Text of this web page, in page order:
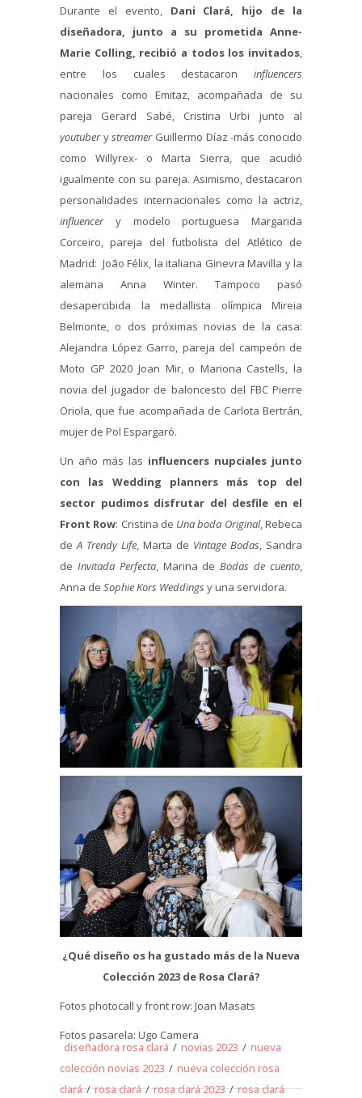
Durante el evento, Dani Clará, hijo de la
diseñadora, junto a su prometida Anne-
Marie Colling, recibió a todos los invitados
entre los cuales destacaron influencers
nacionales como Emitaz, acompañada de su
pareja Gerard Sabé, Cristina Urbi junto al
youtuberystreamerGuillermo Díaz -más conocido
como Willyrex- o Marta Sierra, que acudió
igualmente con su pareja. Asimismo, destacaron
personalidades internacionales como la actriz,
influencery modelo portuguesa Margarida
Corceiro, pareja del futbolista del Atlético de
Madrid: João Félix, la italiana Ginevra Mavilla y la
alemana Anna Winter. Tampoco pasó
desapercibida la medallista olímpica Mireia
Belmonte, o dos próximas novias de la casa:
Alejandra López Garro, pareja del campeón de
Moto GP 2020 Joan Mir, o Mariona Castells, la
novia del jugador de baloncesto del FBC Pierre
Oriola, que fue acompañada de Carlota Bertrán,
mujer de Pol Espargaró.
Un año más las influencers nupciales junto
con las Wedding planners más top del
sector pudimos disfrutar del desfile en el
Front Row: Cristina de Una boda Original, Rebeca
de A Trendy Life , Marta de Vintage Bodas , Sandra
de Invitada Perfecta, Marina de Bodas de cuento
Anna de Sophie Kors Weddingsy una servidora.
¿Qué diseño os ha gustado más de la Nueva
Colección 2023 de Rosa Clará?
Fotos photocall y front row: Joan Masats
Fotos pasarela: Ugo Camera
diseñadora rosa clará / novias 2023 / nueva
colección novias 2023 / nueva colección rosa
clará / rosa clará / rosa clará 2023 / rosa clará